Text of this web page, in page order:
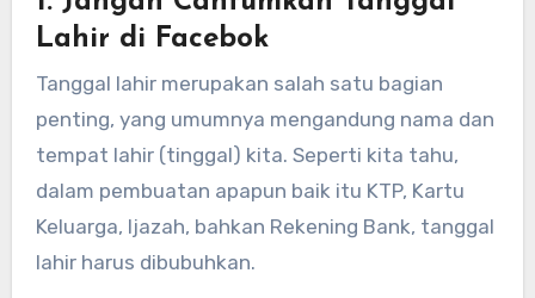
Lahir di Facebok
Tanggal lahir merupakan salah satu bagian
penting, yang umumnya mengandung nama dan
tempat lahir (tinggal) kita. Seperti kita tahu,
dalam pembuatan apapun baik itu KTP, Kartu
Keluarga, Ijazah, bahkan Rekening Bank, tanggal
lahir harus dibubuhkan.